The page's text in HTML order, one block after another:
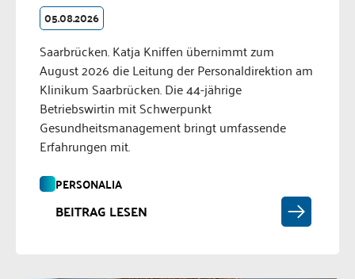
05.08.2026
Saarbrücken. Katja Kniffen übernimmt zum
August 2026 die Leitung der Personaldirektion am
Klinikum Saarbrücken. Die 44-jährige
Betriebswirtin mit Schwerpunkt
Gesundheitsmanagement bringt umfassende
Erfahrungen mit.
PERSONALIA
BEITRAG LESEN